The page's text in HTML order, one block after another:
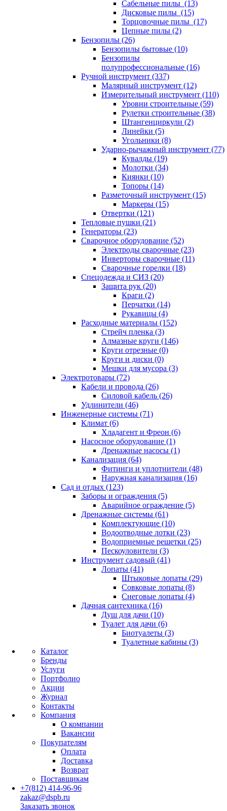
Сабельные пилы (13)
Дисковые пилы (15)
Торцовочные пилы (17)
Цепные пилы (2)
Бензопилы (26)
Бензопилы бытовые (10)
Бензопилы
полупрофессиональные (16)
Ручной инструмент (337)
Малярный инструмент (12)
Измерительный инструмент (110)
Уровни строительные (59)
Рулетки строительные (38)
Штангенциркули (2)
Линейки (5)
Угольники (8)
Ударно-рычажный инструмент (77)
Кувалды (19)
Молотки (34)
Киянки (10)
Топоры (14)
Разметочный инструмент (15)
Маркеры (15)
Отвертки (121)
Тепловые пушки (21)
Генераторы (23)
Сварочное оборудование (52)
Электроды сварочные (23)
Инверторы сварочные (11)
Сварочные горелки (18)
Спецодежда и СИЗ (20)
Защита рук (20)
Краги (2)
Перчатки (14)
Рукавицы (4)
Расходные материалы (152)
Стрейч пленка (3)
Алмазные круги (146)
Круги отрезные (0)
Круги и диски (0)
Мешки для мусора (3)
Электротовары (72)
Кабели и провода (26)
Силовой кабель (26)
Удлинители (46)
Инженерные системы (71)
Климат (6)
Хладагент и Фреон (6)
Насосное оборудование (1)
Дренажные насосы (1)
Канализация (64)
Фитинги и уплотнители (48)
Наружная канализация (16)
Сад и отдых (123)
Заборы и ограждения (5)
Аварийное ограждение (5)
Дренажные системы (61)
Комплектующие (10)
Водоотводные лотки (23)
Водоприемные решетки (25)
Пескоуловители (3)
Инструмент садовый (41)
Лопаты (41)
Штыковые лопаты (29)
Совковые лопаты (8)
Снеговые лопаты (4)
Дачная сантехника (16)
Душ для дачи (10)
Туалет для дачи (6)
Биотуалеты (3)
Туалетные кабины (3)
Каталог
Бренды
Услуги
Портфолио
Акции
Журнал
Контакты
Компания
О компании
Вакансии
Покупателям
Оплата
Доставка
Возврат
Поставщикам
+7(812) 414-96-96
zakaz@dspb.ru
Заказать звонок